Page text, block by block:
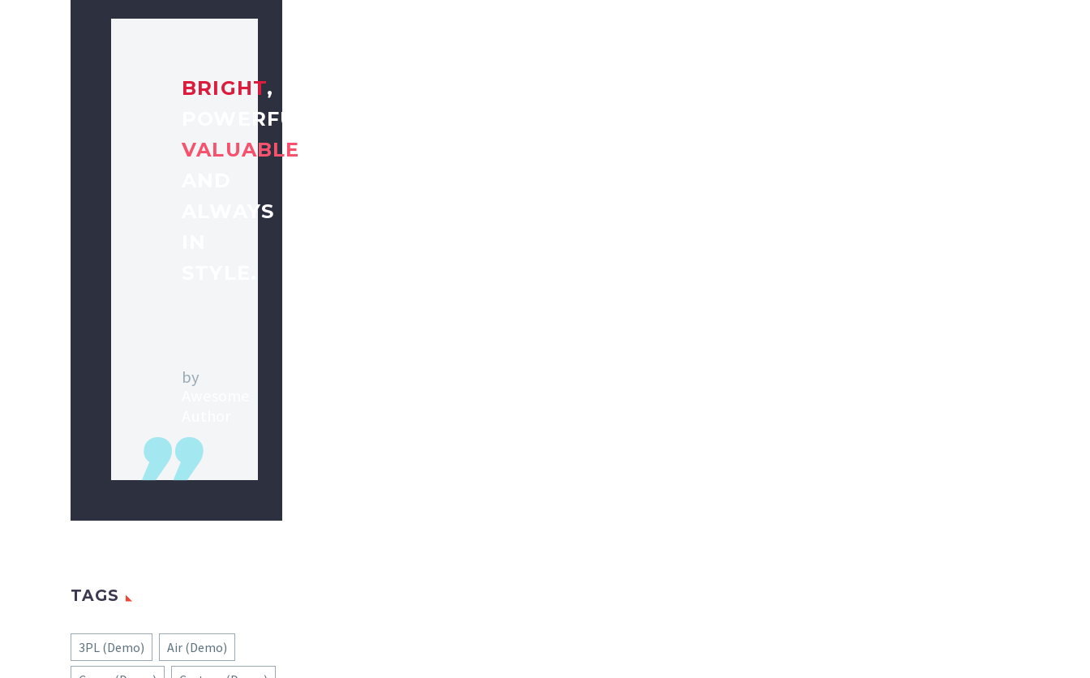
BRIGHT,
POWERFUL,
VALUABLE
ALWAYS
by
TAGS
3PL (Demo)
Air (Demo)